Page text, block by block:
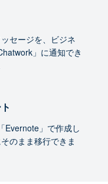
セージを、ビジネ
」に通知でき
Evernote」で作成し
のまま移行できま